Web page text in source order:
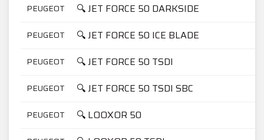
PEUGEOT 🔍 JET FORCE 50 DARKSIDE
PEUGEOT 🔍 JET FORCE 50 ICE BLADE
PEUGEOT 🔍 JET FORCE 50 TSDI
PEUGEOT 🔍 JET FORCE 50 TSDI SBC
PEUGEOT 🔍 LOOXOR 50